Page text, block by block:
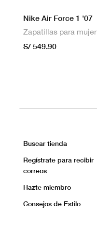
Nike Air Force 1 '07
Zapatillas para mujer
S/ 549.90
Buscar tienda
Regístrate para recibir
correos
Hazte miembro
Consejos de Estilo